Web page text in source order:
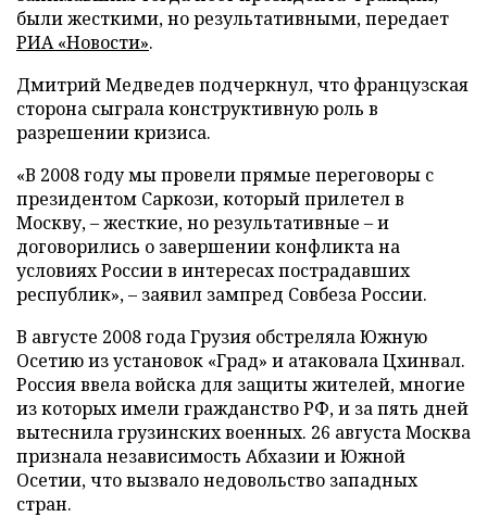
были жесткими, но результативными, передает
РИА «Новости».
Дмитрий Медведев подчеркнул, что французская
сторона сыграла конструктивную роль в
разрешении кризиса.
«В 2008 году мы провели прямые переговоры с
президентом Саркози, который прилетел в
Москву, – жесткие, но результативные – и
договорились о завершении конфликта на
условиях России в интересах пострадавших
республик», – заявил зампред Совбеза России.
В августе 2008 года Грузия обстреляла Южную
Осетию из установок «Град» и атаковала Цхинвал.
Россия ввела войска для защиты жителей, многие
из которых имели гражданство РФ, и за пять дней
вытеснила грузинских военных. 26 августа Москва
признала независимость Абхазии и Южной
Осетии, что вызвало недовольство западных
стран.